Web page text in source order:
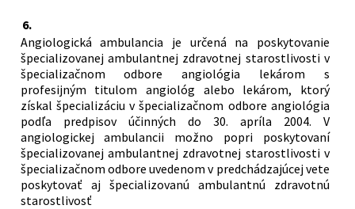
6.
Angiologická ambulancia je určená na poskytovanie
špecializovanej ambulantnej zdravotnej starostlivosti v
špecializačnom odbore angiológia lekárom s
profesijným titulom angiológ alebo lekárom, ktorý
získal špecializáciu v špecializačnom odbore angiológia
podľa predpisov účinných do 30. apríla 2004. V
angiologickej ambulancii možno popri poskytovaní
špecializovanej ambulantnej zdravotnej starostlivosti v
špecializačnom odbore uvedenom v predchádzajúcej vete
poskytovať aj špecializovanú ambulantnú zdravotnú
starostlivosť